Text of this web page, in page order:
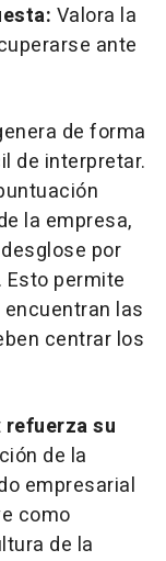
Valora la
ante
de forma
de interpretar.
la empresa,
por
Esto permite
las
centrar los
refuerza su
de la
empresarial
como
de la